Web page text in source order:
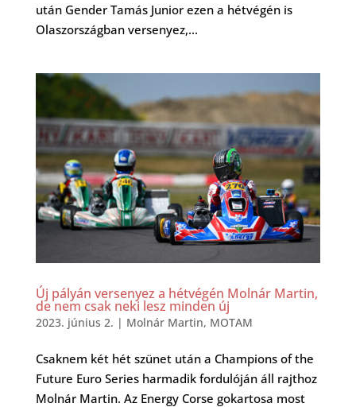
után Gender Tamás Junior ezen a hétvégén is
Olaszországban versenyez,...
Új pályán versenyez a hétvégén Molnár Martin,
de nem csak neki lesz minden új
2023. június 2. | Molnár Martin, MOTAM
Csaknem két hét szünet után a Champions of the
Future Euro Series harmadik fordulóján áll rajthoz
Molnár Martin. Az Energy Corse gokartosa most